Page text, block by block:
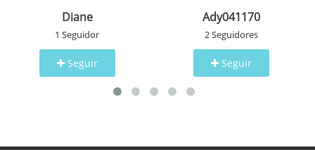
Diane
1 Seguidor
Seguir
Ady041170
2 Seguidores
Seguir